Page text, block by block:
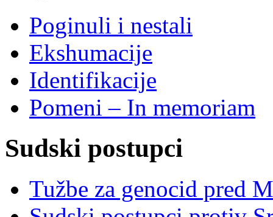
Poginuli i nestali
Ekshumacije
Identifikacije
Pomeni – In memoriam
Sudski postupci
Tužbe za genocid pred